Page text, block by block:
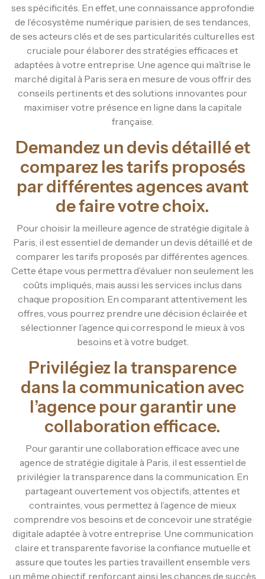
ses spécificités. En effet, une connaissance approfondie
de l’écosystème numérique parisien, de ses tendances,
de ses acteurs clés et de ses particularités culturelles est
cruciale pour élaborer des stratégies efficaces et
adaptées à votre entreprise. Une agence qui maîtrise le
marché digital à Paris sera en mesure de vous offrir des
conseils pertinents et des solutions innovantes pour
maximiser votre présence en ligne dans la capitale
française.
Demandez un devis détaillé et
comparez les tarifs proposés
par différentes agences avant
de faire votre choix.
Pour choisir la meilleure agence de stratégie digitale à
Paris, il est essentiel de demander un devis détaillé et de
comparer les tarifs proposés par différentes agences.
Cette étape vous permettra d’évaluer non seulement les
coûts impliqués, mais aussi les services inclus dans
chaque proposition. En comparant attentivement les
offres, vous pourrez prendre une décision éclairée et
sélectionner l’agence qui correspond le mieux à vos
besoins et à votre budget.
Privilégiez la transparence
dans la communication avec
l’agence pour garantir une
collaboration efficace.
Pour garantir une collaboration efficace avec une
agence de stratégie digitale à Paris, il est essentiel de
privilégier la transparence dans la communication. En
partageant ouvertement vos objectifs, attentes et
contraintes, vous permettez à l’agence de mieux
comprendre vos besoins et de concevoir une stratégie
digitale adaptée à votre entreprise. Une communication
claire et transparente favorise la confiance mutuelle et
assure que toutes les parties travaillent ensemble vers
un même objectif, renforçant ainsi les chances de succès